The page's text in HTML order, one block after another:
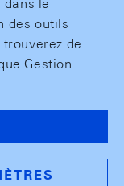
le
des outils
de
Gestion